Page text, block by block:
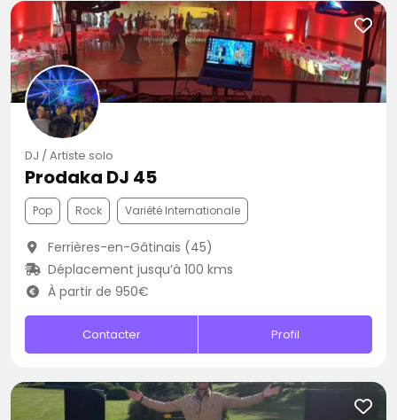
DJ / Artiste solo
Prodaka DJ 45
Pop Rock Variété Internationale
Ferrières-en-Gâtinais (45)
Déplacement jusqu’à 100 kms
À partir de 950€
Contacter Profil